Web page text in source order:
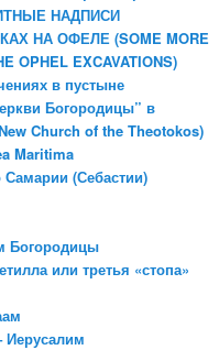
НАДПИСИ
НА ОФЕЛЕ (SOME MORE
OPHEL EXCAVATIONS)
в пустыне
Богородицы” в
Church of the Theotokos)
Maritima
(Себастии)
Богородицы
или третья «стопа»